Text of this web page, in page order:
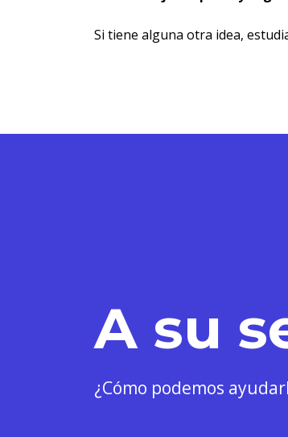
Si tiene alguna otra idea,
A su
¿Cómo podemos